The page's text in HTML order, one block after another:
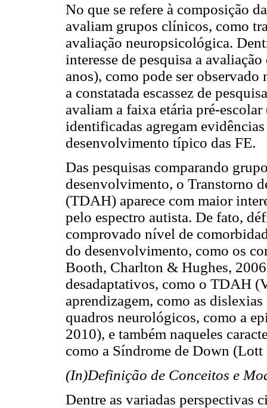
No que se refere à composição
avaliam grupos clínicos, como
avaliação neuropsicológica.
interesse de pesquisa a
anos), como pode ser observado
a constatada escassez de
avaliam a faixa etária pré-
identificadas agregam
desenvolvimento típico das FE.
Das pesquisas comparando
desenvolvimento, o Transtorno
(TDAH) aparece com maior
pelo espectro autista. De fato,
comprovado nível de
do desenvolvimento, como os
Booth, Charlton & Hughes,
desadaptativos, como o TDAH
aprendizagem, como as
quadros neurológicos, como a
2010), e também naqueles
como a Síndrome de Down
(In)Definição de Conceitos e
Dentre as variadas perspectivas